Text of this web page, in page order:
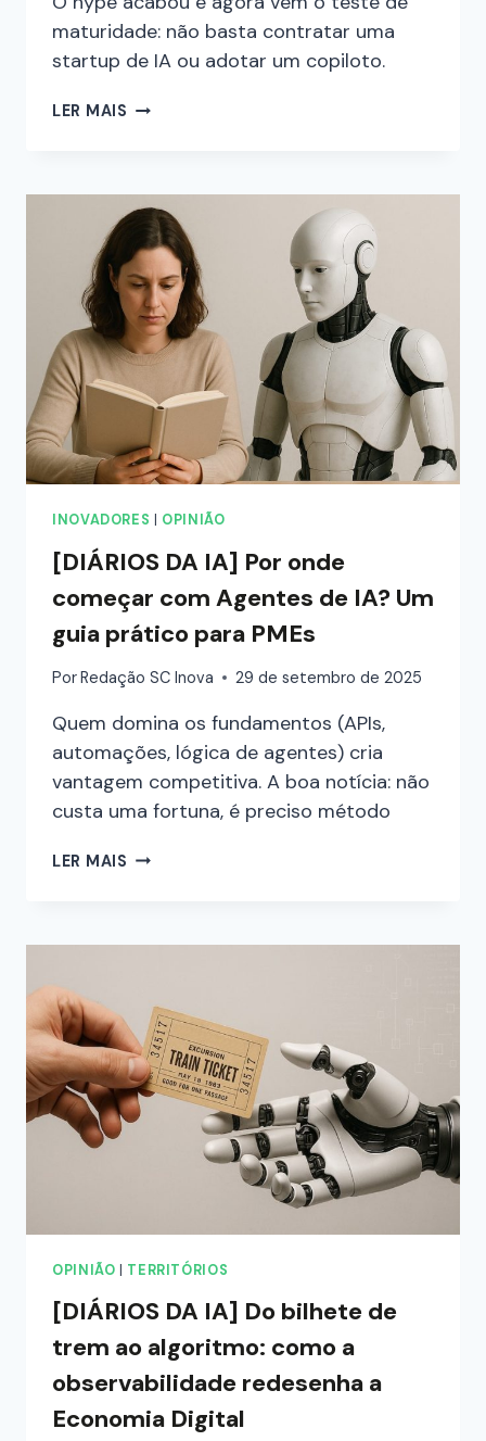
maturidade: não basta contratar uma
startup de IA ou adotar um copiloto.
LER MAIS
INOVADORES OPINIÃO
[DIÁRIOS DA IA] Por onde
começar com Agentes de IA? Um
guia prático para PMEs
PorRedação SC Inova 29 de setembro de 2025
Quem domina os fundamentos (APIs,
automações, lógica de agentes) cria
vantagem competitiva. A boa notícia: não
custa uma fortuna, é preciso método
LER MAIS
OPINIÃO TERRITÓRIOS
[DIÁRIOS DA IA] Do bilhete de
trem ao algoritmo: como a
observabilidade redesenha a
Economia Digital